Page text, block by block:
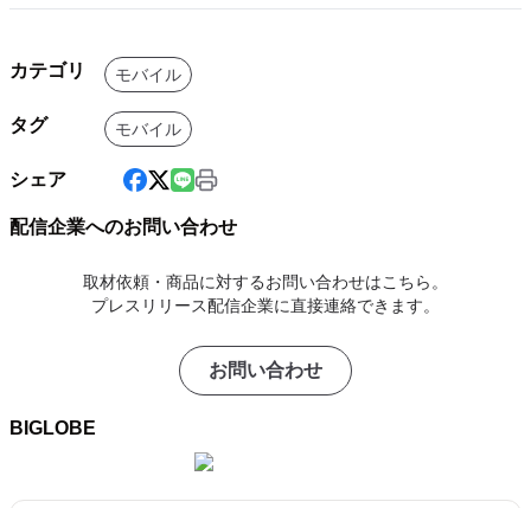
カテゴリ モバイル
タグ モバイル
シェア
配信企業へのお問い合わせ
取材依頼・商品に対するお問い合わせはこちら。
プレスリリース配信企業に直接連絡できます。
お問い合わせ
BIGLOBE